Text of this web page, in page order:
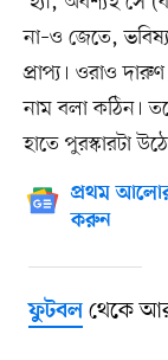
না–ও জেতে,
প্রাপ্য। ওরাও
নাম বলা কঠিন।
হাতে পুরস্কারটা
প্রথম
করুন
ফুটবলথেকে